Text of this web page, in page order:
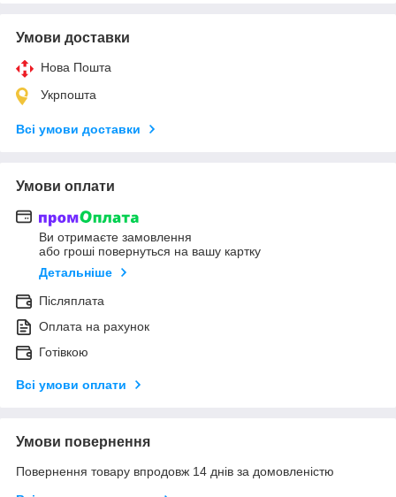
Умови доставки
Нова Пошта
Укрпошта
Всі умови доставки
Умови оплати
Ви отримаєте замовлення
або гроші повернуться на вашу картку
Детальніше
Післяплата
Оплата на рахунок
Готівкою
Всі умови оплати
Умови повернення
Повернення товару впродовж 14 днів за домовленістю